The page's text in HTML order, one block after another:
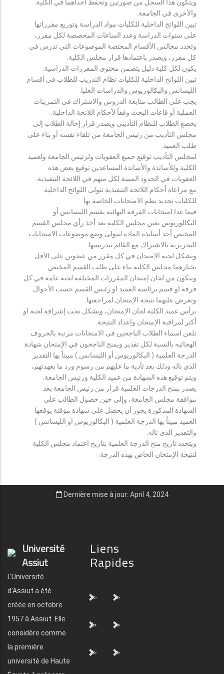
ويتكون هذا السجل من صورتين وتحفظ احداهما في الكلية
والأخرى في الجامعة.
تبين اللوائح الداخلية للكليات مواد الدراسة وتوزيع مقرراتها
على سنوات الدراسة وعدد الساعات المخصصة لكل مقرر،
وتحدد مجالس الأقسام المختصة الموضوعات التي تدرس في
كل مقرر، ويصدر باعتمادها قرار مجلس الكلية.
يكون لكل كلية دليل يتضمن محتوى المقررات الدراسية.
تبين اللوائح الداخلية للكليات نظام التدريب للطلاب في أقسام
الليسانس والبكالوريوس والدراسات العليا.
يجب على الطالب متابعة الدروس والاشتراك في التمرينات
العملية أو قاعات البحث وفقاً لأحكام اللائحة الداخلية.
يخضع الطلاب للنظام التأديبي ويصدر قرار إحالة الطلاب إلى
مجلس التأديب من رئيس الجامعة من تلقاء نفسه أو بناء على
طلب العميد.
لمجلس التأديب توقيع جميع العقوبات ولرئيس الجامعة ولعميد
الكلية وللأساتذة والأساتذة المساعدين توقيع بعض هذه
العقوبات في الحدود المبينة لكل منهم في اللائحة التنفيذية.
مع مراعاة أحكام اللائحة التنفيذية تتولى اللوائح الداخلية
للكليات تحديد نظم الامتحانات الخاصة بها.
فيما عدا امتحانات الفرقة النهائية بقسم الليسانس أو
البكالوريوس يعين مجلس الكلية بعد أخذ رأي مجلس القسم
المختص أحد أساتذة المادة ليتولى وضع موضوعات الامتحانات
التحريرية بالاشتراك مع القائم بتدريسها.
وتشكل لجنة الإمتحان في كل مقرر من عضوين على الأقل
يختارهما مجلس الكلية بناء على طلب القسم المختص.
وتتكون من لجان إمتحان المقررات المختلفة لجنة عامة في كل
فرقة او قسم برئاسة العميد او رئيس القسم حسب الأحوال
وتعرض عليهما نتيجة الإمتحان لمراجعتها.
يرأس عميد الكلية لجان الإمتحان، ويشكل تحت إشرافه لجنة او
أكثر لمراقبة الإمتحان وإعداد النتيجة.
تلعن اسماء الطلاب الناجحين فى الامتحانات مرتبة بالحروف
الهجائيه بالنسبة لكل تقدير ويمنح الناجحون في الإمتحان شهادة
الدرجة العلمية ( البكالوريوس أو الليسانس ) مبيناً بها التقدير
الذي ناله وذلك بعد تأدية ما عليهم من رسوم ورد ما بعهدتهم،
ويتم توقيع هذه الشهادة من عميد الكلية ورئيس الجامعة.
يصدر بمنح الدرجات العلمية قرار من رئيس الجامعة بعد
موافقة مجلس الجامعة، وإلى حين حصول الطالب على
الشهادة المذكورة يجوز أن يحصل على شهادة مؤقتة يوقعها
العميد مبيناً بها الدرجة العلمية ( البكالوريوس أو الليسانس )
والتقدير الذي ناله.
ويتحدد تاريخ منح الدرجة العلمية بتاريخ اعتماد مجلس الكلية
لنتيجة الإمتحان الخاص بهذه الدرجة.
Dernière mise à jour: April 4, 2024
Université
Assiut
L'Université
d'Assiut a été
créée en octobre
1957 à Assiut. Elle
considère comme
la première
université de Haute
Liens
Rapides
"> ">
"> ">
"> ">